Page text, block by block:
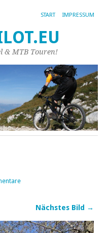
START IMPRESSUM
& MTB Touren!
Nächstes Bild →